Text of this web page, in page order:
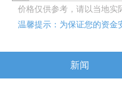
价格仅供参考，请以当地实
温馨提示：为保证您的资金
新闻